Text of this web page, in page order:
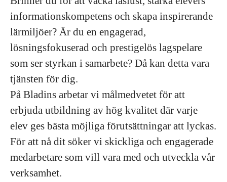
informationskompetens och skapa inspirerande
lärmiljöer? Är du en engagerad,
lösningsfokuserad och prestigelös lagspelare
som ser styrkan i samarbete? Då kan detta vara
tjänsten för dig.
På Bladins arbetar vi målmedvetet för att
erbjuda utbildning av hög kvalitet där varje
elev ges bästa möjliga förutsättningar att lyckas.
För att nå dit söker vi skickliga och engagerade
medarbetare som vill vara med och utveckla vår
verksamhet.